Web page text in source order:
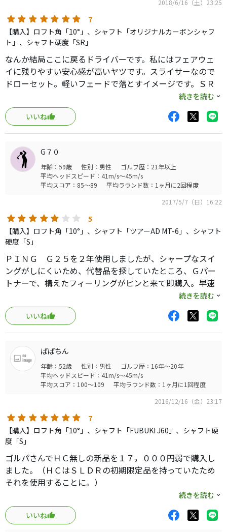
俺はこいつについていたXシャフトを抜いて、ステルスか
sim2に入れようと思って購入した。
だが、一回だけこいつでラウンドしようと思い、実戦に投
入した。
そうするとどうだ。弾道はやや低いが、まっすぐ行く。俺
の主戦場である山岳コースは曲がれば命とりだが、こいつ
と一緒なら難なくこなしていく。いつも余裕たっぷりの団
塊も、ドライバーをミスしない俺に少し動揺している。ラ
ンチタイムには、「打ち方変えましたか？」と媚びを打っ
てくる始末だ。
俺は、謙虚を装って言ってやった。「昨日見たyoutubeの
おかげですよ」と。
しかし、お前は真実をもう知っている。このSLDRドライバ
ーのおかげだ。
だが、俺たちは知っている。
一番いいドライバーは曲がらないドライバーだと。
新しかろうが、古かろうが、ティーショットが曲がらなけ
れば、ヘッドスピードが遅い俺達でも80台では回れるの
だ。
こいつがなぜ真っすぐ低スピンで行くのかは、メーカーや
他のレビューで確認してくれ。
お前が月に1回しかゴルフをせず、3回に1回ナイスショット
すれば満足するゴルファーなら、ショップのおすすめのク
ラブを買うとよい。
だが、お前の主戦場が俺と同じように山岳コースであり、
10回に1回もミスショットしたくないなら、こいつはお前の
いい相棒になる。
小生意気な若造も、偉そうな団塊も、ラウンドの後半には
お前のレーザービームのような正確無比なドライバーを見
て、態度を改めるだろう。
少し古いこのドライバーを見て、「ゴルゴ13のM16みたい
ですね！」と尊敬のまなざしを向けるはずだ。
間違っても柔らかいシャフトではだめだ。硬ければ硬いほ
うがいい。なんなら俺のようにスチールのシャフトでもい
いはずだ。
金がなくても安心しろ。このクラブは驚くほど安いから。
2018/6/16（土）23:25
7
【購入】ロフト角「10°」、シャフト「オリジナルカーボンシャフ
ト」、シャフト硬度「SR」
なんか結局ここに戻るドライバーです。私にはフェアウェ
イに残りやすい安心感が高いヤツです。スライサーなので
ドローセット。軽いフェードで落とすイメージです。ＳＲ
が軽すぎて他クラブとバランス悪すぎですが、逆に別物と
して振ってます。本当は良くないのでしょうけど。
続きを読む
いいね
G７０
年齢：59歳 性別：男性
ゴルフ歴：21年以上
平均ヘッドスピード：41m/s～45m/s
平均スコア：85～89
平均ラウンド数：1ヶ月に2回程度
2017/5/7（日）16:22
5
【購入】ロフト角「10°」、シャフト「ツアーAD MT-6」、シャフト
硬度「S」
ＰＩＮＧ Ｇ２５を２年使用しましたが、シャープなスイ
ングがしにくいため、代替品を探していたところ、Ｇパー
トナーで、構えたフィーリングがピンと来て即購入。早速
練習場で試したところ、ほぼバッチリ合いました。
構えるとロフトが多めに見え、ややフェースのアゴが出て
いることもあり、テイーをかなり低めにしても拾える感じ
で打てます。シャフトのフィーリングも粘る感じがしてミ
スヒットでも曲がりは少なく、芯で打ったときの伸びも素
晴らしいです。久しぶりにいいドライバーに巡りあいまし
た。次のラウンドが楽しみです。
続きを読む
いいね
ぱぱちん
年齢：52歳 性別：男性
ゴルフ歴：16年～20年
平均ヘッドスピード：41m/s～45m/s
平均スコア：100～109
平均ラウンド数：1ヶ月に1回程度
2016/12/16（金）23:17
7
【購入】ロフト角「10°」、シャフト「FUBUKI J60」、シャフト硬
度「S」
ゴルパさんでＨＣ無しの新品を１７，０００円弱で購入し
ました。（ＨＣはＳＬＤＲの初期限定品を持っていたため
それを使用することに。）
１２月１６日に初使用しましたが、色の白黒・浅重心と深
重心など、見た目やコンセプトは真逆ですが、構え感や打
感や打音、弾道や方向性までもがこれを購入する前まで使
続きを読む
いいね